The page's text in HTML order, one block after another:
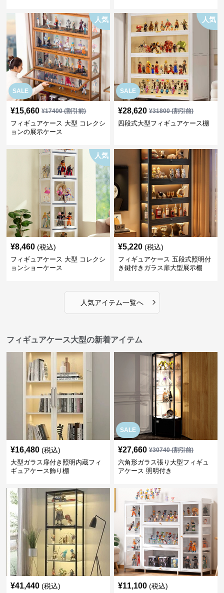
SALE
人気
¥15,660 ¥17400(割引前)
フィギュアケース 大型 コレクシ
ョンの展示ケース
SALE
人気
¥28,620 ¥31800(割引前)
四段式大型フィギュアケース棚
人気
¥8,460 (税込)
フィギュアケース 大型 コレクシ
ョンショーケース
¥5,220 (税込)
フィギュアケース 五段式照明付
き鍵付きガラス扉大型展示棚
人気アイテム一覧へ ›
フィギュアケース大型の新着アイテム
¥16,480 (税込)
大型ガラス扉付き照明内蔵フィ
ギュアケース飾り棚
SALE
¥27,660 ¥30740(割引前)
六角形ガラス張り大型フィギュ
アケース 照明付き
¥41,440 (税込) ¥11,100 (税込)